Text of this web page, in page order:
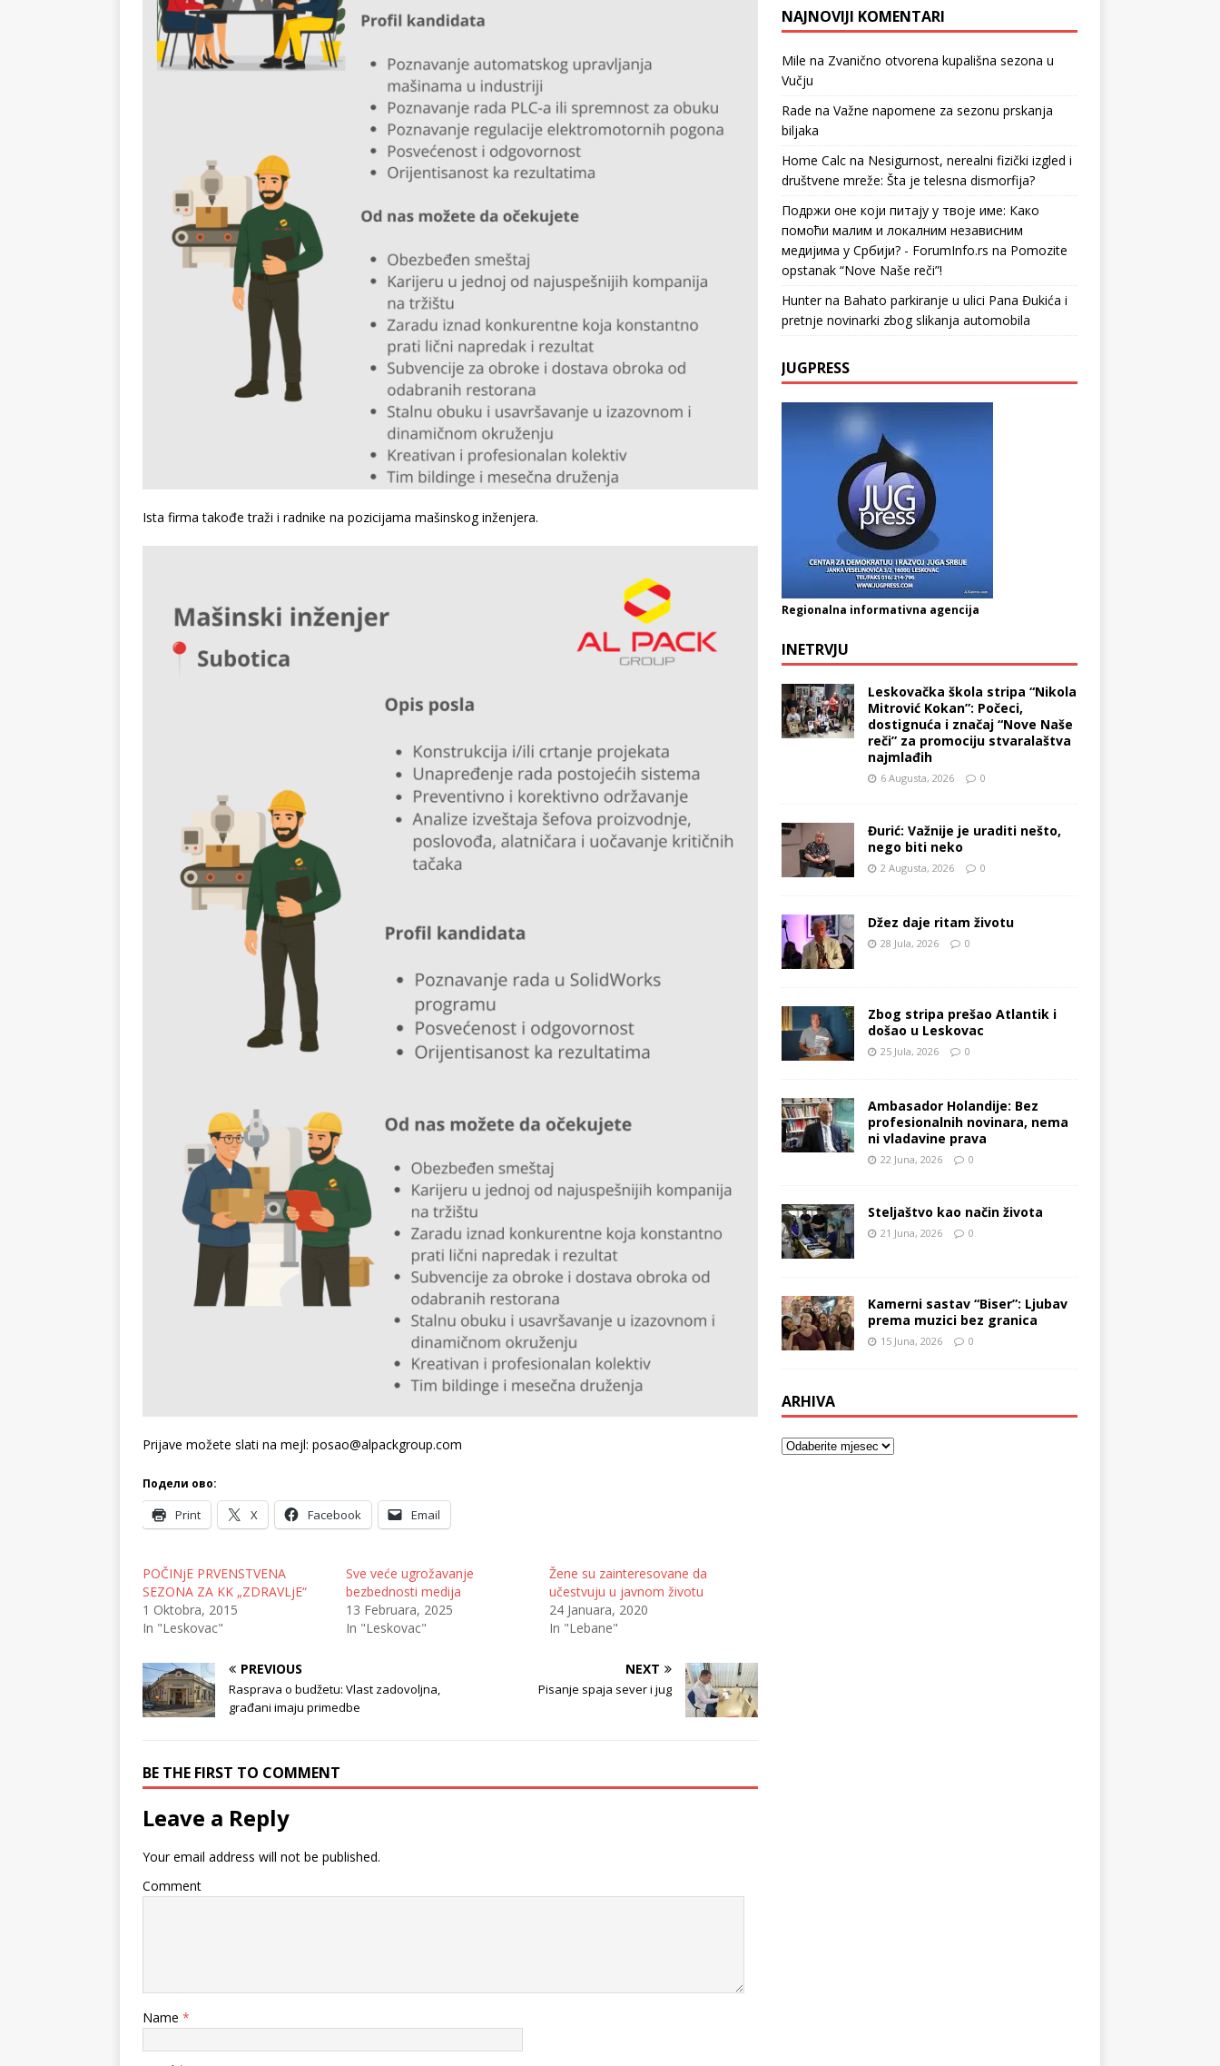
Ista firma takođe traži i radnike na pozicijama mašinskog inženjera.
Prijave možete slati na mejl: posao@alpackgroup.com
Подели ово:
Print X Facebook Email
POČINjE PRVENSTVENA
SEZONA ZA KK „ZDRAVLjE“
1 Oktobra, 2015
In "Leskovac"
Sve veće ugrožavanje
bezbednosti medija
13 Februara, 2025
In "Leskovac"
Žene su zainteresovane da
učestvuju u javnom životu
24 Januara, 2020
In "Lebane"
PREVIOUS
Rasprava o budžetu: Vlast zadovoljna,
građani imaju primedbe
NEXT
Pisanje spaja sever i jug
BE THE FIRST TO COMMENT
Leave a Reply
Your email address will not be published.
Comment
Name *
NAJNOVIJI KOMENTARI
Mile na Zvanično otvorena kupališna sezona u
Vučju
Rade na Važne napomene za sezonu prskanja
biljaka
Home Calcna Nesigurnost, nerealni fizički izgled i
društvene mreže: Šta je telesna dismorfija?
Подржи оне који питају у твоје име: Како
помоћи малим и локалним независним
медијима у Србији? - ForumInfo.rs na Pomozite
opstanak “Nove Naše reči”!
Hunterna Bahato parkiranje u ulici Pana Đukića i
pretnje novinarki zbog slikanja automobila
JUGPRESS
Regionalna informativna agencija
INETRVJU
Leskovačka škola stripa “Nikola
Mitrović Kokan”: Počeci,
dostignuća i značaj “Nove Naše
reči” za promociju stvaralaštva
najmlađih
6 Augusta, 2026 0
Đurić: Važnije je uraditi nešto,
nego biti neko
2 Augusta, 2026 0
Džez daje ritam životu
28 Jula, 2026 0
Zbog stripa prešao Atlantik i
došao u Leskovac
25 Jula, 2026 0
Ambasador Holandije: Bez
profesionalnih novinara, nema
ni vladavine prava
22 Juna, 2026 0
Steljaštvo kao način života
21 Juna, 2026 0
Kamerni sastav “Biser”: Ljubav
prema muzici bez granica
15 Juna, 2026 0
ARHIVA